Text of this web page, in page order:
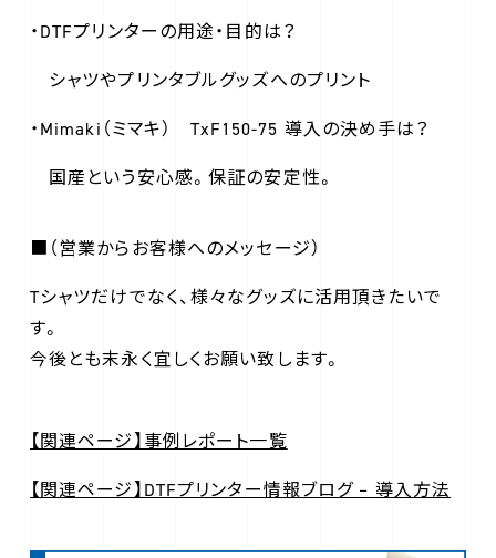
・DTFプリンターの用途・目的は？
シャツやプリンタブルグッズへのプリント
・Mimaki（ミマキ） TxF150-75 導入の決め手は？
国産という安心感。保証の安定性。
■（営業からお客様へのメッセージ）
Tシャツだけでなく、様々なグッズに活用頂きたいで
す。
今後とも末永く宜しくお願い致します。
【関連ページ】事例レポート一覧
【関連ページ】DTFプリンター情報ブログ – 導入方法